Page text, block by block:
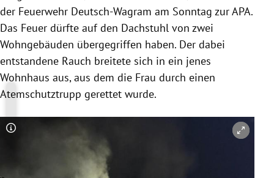
der Feuerwehr Deutsch-Wagram am Sonntag zur APA.
Das Feuer dürfte auf den Dachstuhl von zwei
Wohngebäuden übergegriffen haben. Der dabei
entstandene Rauch breitete sich in ein jenes
Wohnhaus aus, aus dem die Frau durch einen
Atemschutztrupp gerettet wurde.
Copyright-Hinweis öffnen/schließen